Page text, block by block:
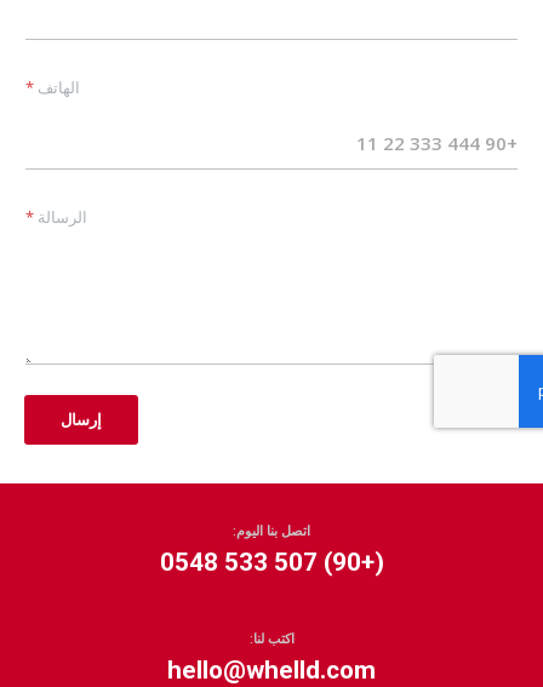
الهاتف *
الرسالة *
إرسال
اتصل بنا اليوم:
(+90) 507 533 0548
اكتب لنا:
hello@whelld.com